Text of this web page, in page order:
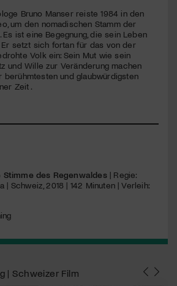
Bruno Manser reiste 1984 in den
um den nomadischen Stamm der
Es ist eine Begegnung, die sein Leben
setzt sich fortan für das von der
Volk ein: Sein Mut wie sein
und Wille zur Veränderung machen
berühmtesten und glaubwürdigsten
Zeit .
des Regenwaldes| Regie:
| Schweiz, 2018 | 142 Minuten | Verleih:
| Schweizer Film